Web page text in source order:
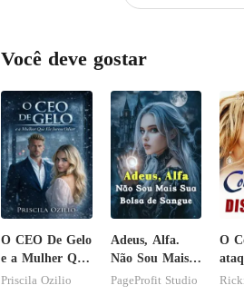
Você deve gostar
O CEO De Gelo
e a Mulher Que
Ele Jurou
Priscila Ozilio
Adeus, Alfa.
Não Sou Mais
Sua Bolsa de
PageProfit Studio
O